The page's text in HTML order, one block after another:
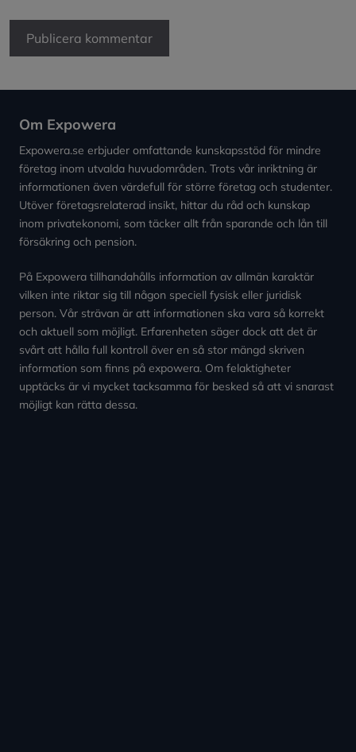
Om Expowera
Expowera.se erbjuder omfattande kunskapsstöd för mindre
företag inom utvalda huvudområden. Trots vår inriktning är
informationen även värdefull för större företag och studenter.
Utöver företagsrelaterad insikt, hittar du råd och kunskap
inom privatekonomi, som täcker allt från sparande och lån till
försäkring och pension.
På Expowera tillhandahålls information av allmän karaktär
vilken inte riktar sig till någon speciell fysisk eller juridisk
person. Vår strävan är att informationen ska vara så korrekt
och aktuell som möjligt. Erfarenheten säger dock att det är
svårt att hålla full kontroll över en så stor mängd skriven
information som finns på expowera. Om felaktigheter
upptäcks är vi mycket tacksamma för besked så att vi snarast
möjligt kan rätta dessa.